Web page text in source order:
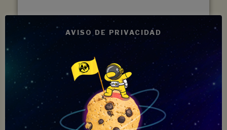
Autoescuelas Molina
Mejora cualquier precio que se le presente de otra
autoescuela y una clase práctica gratis.
AVISO DE PRIVACIDAD